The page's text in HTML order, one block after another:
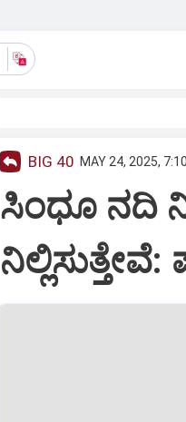
BIG 40 MAY 24, 2025,
ಸಿಂಧೂ ನದಿ
ನಿಲ್ಲಿಸುತ್ತೇವೆ: